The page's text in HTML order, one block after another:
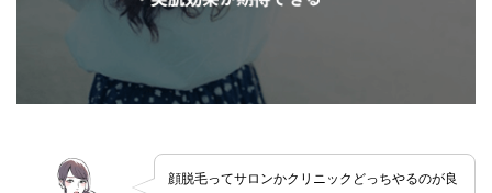
顔脱毛ってサロンかクリニックどっちやるのが良